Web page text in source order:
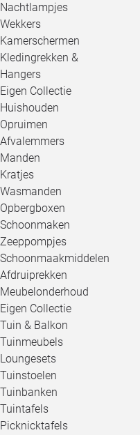
Nachtlampjes
Wekkers
Kamerschermen
Kledingrekken &
Hangers
Eigen Collectie
Huishouden
Opruimen
Afvalemmers
Manden
Kratjes
Wasmanden
Opbergboxen
Schoonmaken
Zeeppompjes
Schoonmaakmiddelen
Afdruiprekken
Meubelonderhoud
Eigen Collectie
Tuin & Balkon
Tuinmeubels
Loungesets
Tuinstoelen
Tuinbanken
Tuintafels
Picknicktafels